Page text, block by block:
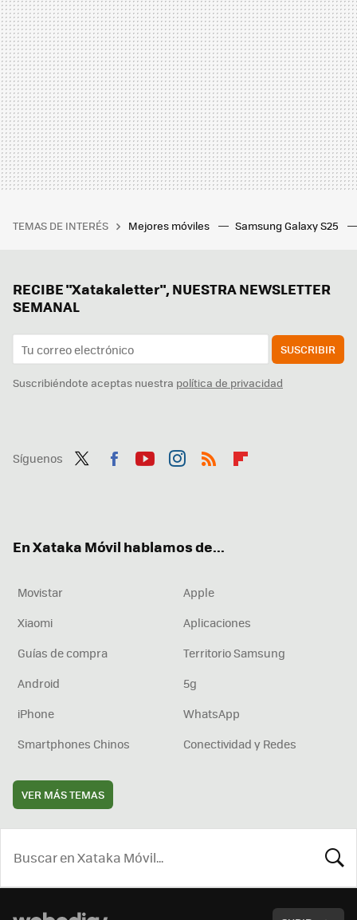
TEMAS DE INTERÉS Mejores móviles Samsung Galaxy S25
RECIBE "Xatakaletter", NUESTRA NEWSLETTER
SEMANAL
SUSCRIBIR
Suscribiéndote aceptas nuestra política de privacidad
Síguenos
En Xataka Móvil hablamos de...
Movistar
Apple
Xiaomi
Aplicaciones
Guías de compra
Territorio Samsung
Android
5g
iPhone
WhatsApp
Smartphones Chinos
Conectividad y Redes
VER MÁS TEMAS